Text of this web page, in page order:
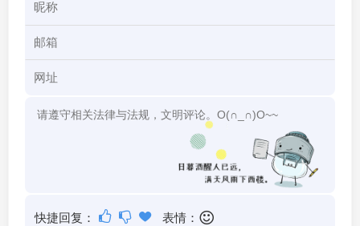
快捷回复： 表情：